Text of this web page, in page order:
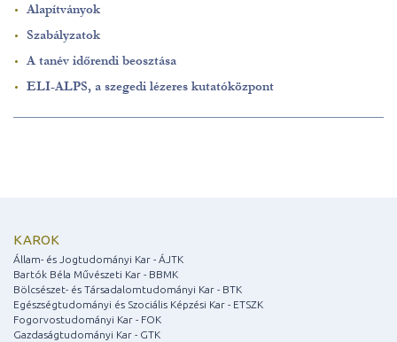
Alapítványok
Szabályzatok
A tanév időrendi beosztása
ELI-ALPS, a szegedi lézeres kutatóközpont
KAROK
Állam- és Jogtudományi Kar - ÁJTK
Bartók Béla Művészeti Kar - BBMK
Bölcsészet- és Társadalomtudományi Kar - BTK
Egészségtudományi és Szociális Képzési Kar - ETSZK
Fogorvostudományi Kar - FOK
Gazdaságtudományi Kar - GTK